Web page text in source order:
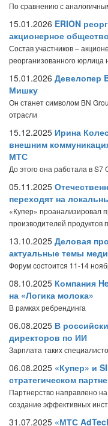
По сравнению с
15.01.2026 ERION
акционерное общество
Состав участников –
реорганизованного юрлица
15.01.2026 Девелопер
Мишку
Он станет символом BN
отрасли
15.12.2025 Ирина
внешним
МТС
До этого она работала в S7
05.11.2025
переходят на
«Купер» проанализировал
производителей продуктов
13.10.2025 Деловая
актуальные темы
Форум состоится 11-14
08.10.2025 Компания
на «Логика молока»
В рамках ребрендинга
06.08.2025 В
директоров по ИИ
Зарплата таких
06.08.2025 «Купер» и
стратегическом
Партнерство направлено
создание эффективных
31.07.2025 «МТС